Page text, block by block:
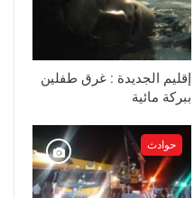
إقليم الجديدة : غرق طفلين
ببركة مائية
حوادث